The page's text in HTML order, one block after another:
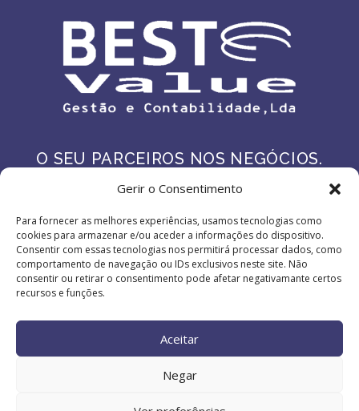
Gerir o Consentimento
Para fornecer as melhores experiências, usamos tecnologias como
cookies para armazenar e/ou aceder a informações do dispositivo.
Consentir com essas tecnologias nos permitirá processar dados, como
comportamento de navegação ou IDs exclusivos neste site. Não
consentir ou retirar o consentimento pode afetar negativamante certos
recursos e funções.
Aceitar
Negar
O SEU PARCEIROS NOS NEGÓCIOS.
Política de PrivacidadeIPolítica de Cookies
Centro de ArbitragemILivro de Reclamações